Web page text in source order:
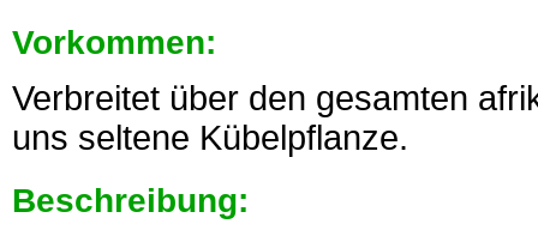
Vorkommen:
Verbreitet über den gesamten
uns seltene Kübelpflanze.
Beschreibung: